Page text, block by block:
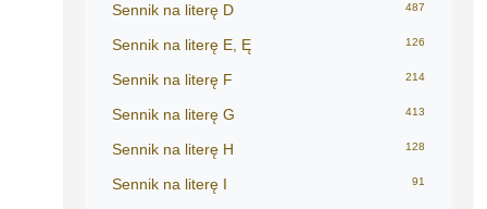
Sennik na literę D 487
Sennik na literę E, Ę 126
Sennik na literę F 214
Sennik na literę G 413
Sennik na literę H 128
Sennik na literę I 91